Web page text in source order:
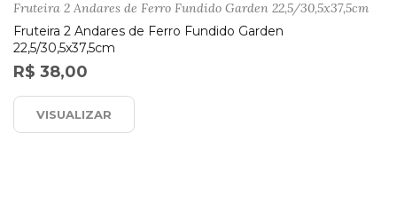
Fruteira 2 Andares de Ferro Fundido Garden 22,5/30,5x37,5cm
Fruteira 2 Andares de Ferro Fundido Garden
22,5/30,5x37,5cm
R$ 38,00
VISUALIZAR